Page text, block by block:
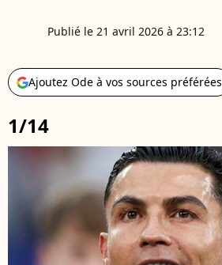
Publié le 21 avril 2026 à 23:12
Ajoutez Ode à vos sources préférées
1/14